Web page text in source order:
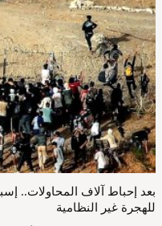
بعد إحباط آلاف المحاولات..
للهجرة غير النظامية